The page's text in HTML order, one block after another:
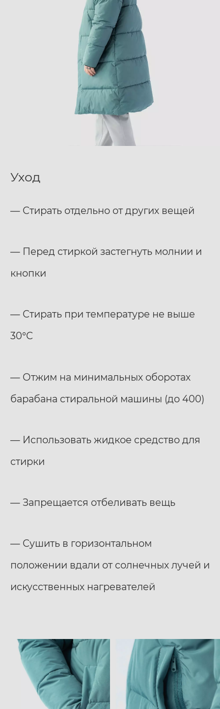
Уход
— Стирать отдельно от других вещей
— Перед стиркой застегнуть молнии и
кнопки
— Стирать при температуре не выше
30°С
— Отжим на минимальных оборотах
барабана стиральной машины (до 400)
— Использовать жидкое средство для
стирки
— Запрещается отбеливать вещь
— Сушить в горизонтальном
положении вдали от солнечных лучей и
искусственных нагревателей